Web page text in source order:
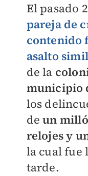
El pasado
pareja de
contenido
asalto
de la
municipio
los
deun
relojes y
la cual fue
tarde.